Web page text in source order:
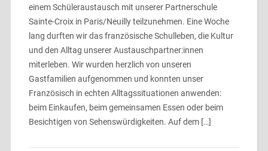
einem Schüleraustausch mit unserer Partnerschule
Sainte-Croix in Paris/Neuilly teilzunehmen. Eine Woche
lang durften wir das französische Schulleben, die Kultur
und den Alltag unserer Austauschpartner:innen
miterleben. Wir wurden herzlich von unseren
Gastfamilien aufgenommen und konnten unser
Französisch in echten Alltagssituationen anwenden:
beim Einkaufen, beim gemeinsamen Essen oder beim
Besichtigen von Sehenswürdigkeiten. Auf dem […]